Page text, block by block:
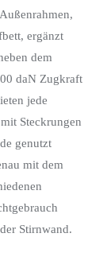
ergänzt
dem
daN Zugkraft
jede
Steckrungen
genutzt
mit dem
Stirnwand.